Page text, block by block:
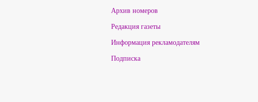
Архив номеров
Редакция газеты
Информация рекламодателям
Подписка